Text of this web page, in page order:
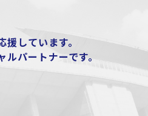
しています。
パートナーです。